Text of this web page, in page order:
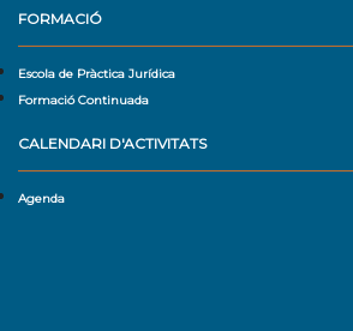
FORMACIÓ
Escola de Pràctica Jurídica
Formació Continuada
CALENDARI D'ACTIVITATS
Agenda